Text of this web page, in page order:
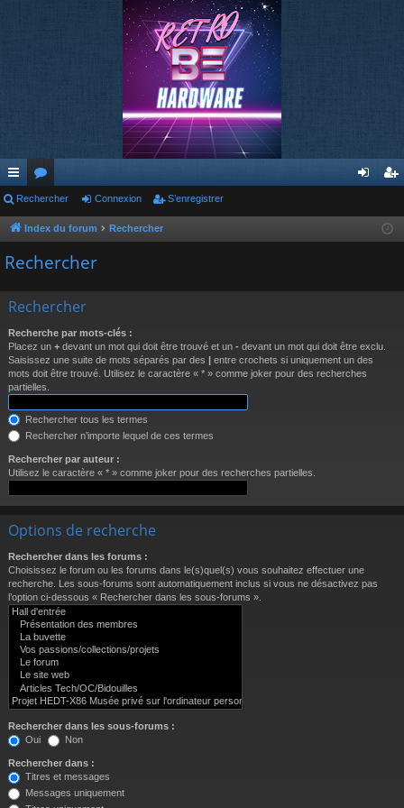
cc
ès
ra
de
or
u
m
nr
Rechercher Connexion S’enregistrer
Index du forum Rechercher
Rechercher
Rechercher
Recherche par mots-clés :
Placez un + devant un mot qui doit être trouvé et un - devant un mot qui doit être exclu.
Saisissez une suite de mots séparés par des | entre crochets si uniquement un des
mots doit être trouvé. Utilisez le caractère « * » comme joker pour des recherches
partielles.
Rechercher tous les termes
Rechercher n’importe lequel de ces termes
Rechercher par auteur :
Utilisez le caractère « * » comme joker pour des recherches partielles.
Options de recherche
Rechercher dans les forums :
Choisissez le forum ou les forums dans le(s)quel(s) vous souhaitez effectuer une
recherche. Les sous-forums sont automatiquement inclus si vous ne désactivez pas
l’option ci-dessous « Rechercher dans les sous-forums ».
Rechercher dans les sous-forums :
Oui
Non
Rechercher dans :
Titres et messages
Messages uniquement